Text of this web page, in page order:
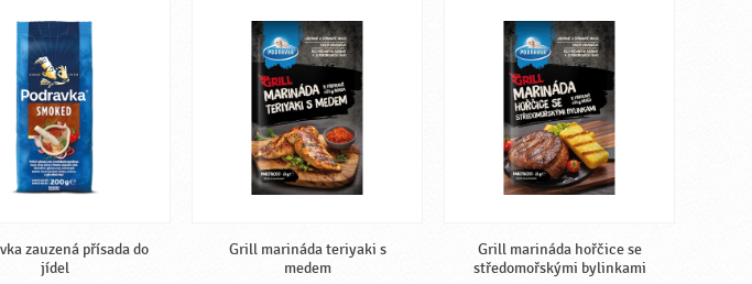
zauzená přísada do
jídel
Grill marináda teriyaki s
medem
Grill marináda hořčice se
středomořskými bylinkami